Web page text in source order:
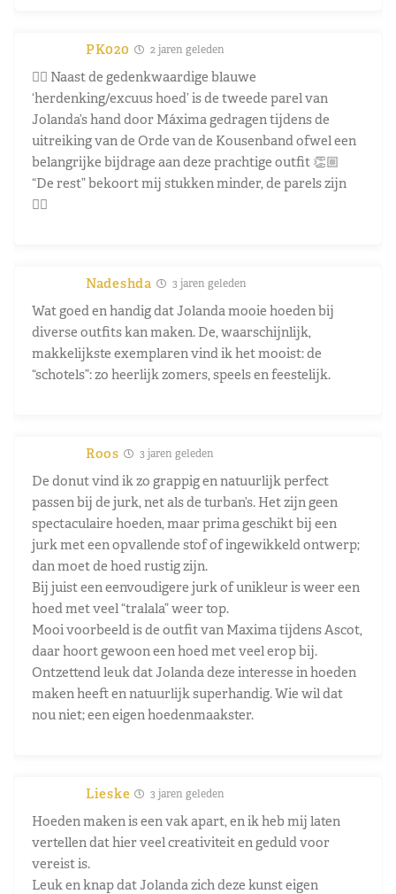
PK020 2 jaren geleden
👉🏼 Naast de gedenkwaardige blauwe
‘herdenking/excuus hoed’ is de tweede parel van
Jolanda’s hand door Máxima gedragen tijdens de
uitreiking van de Orde van de Kousenband ofwel een
belangrijke bijdrage aan deze prachtige outfit 👏🏼
“De rest” bekoort mij stukken minder, de parels zijn
👌🏼
Nadeshda 3 jaren geleden
Wat goed en handig dat Jolanda mooie hoeden bij
diverse outfits kan maken. De, waarschijnlijk,
makkelijkste exemplaren vind ik het mooist: de
“schotels”: zo heerlijk zomers, speels en feestelijk.
Roos 3 jaren geleden
De donut vind ik zo grappig en natuurlijk perfect
passen bij de jurk, net als de turban’s. Het zijn geen
spectaculaire hoeden, maar prima geschikt bij een
jurk met een opvallende stof of ingewikkeld ontwerp;
dan moet de hoed rustig zijn.
Bij juist een eenvoudigere jurk of unikleur is weer een
hoed met veel “tralala” weer top.
Mooi voorbeeld is de outfit van Maxima tijdens Ascot,
daar hoort gewoon een hoed met veel erop bij.
Ontzettend leuk dat Jolanda deze interesse in hoeden
maken heeft en natuurlijk superhandig. Wie wil dat
nou niet; een eigen hoedenmaakster.
Lieske 3 jaren geleden
Hoeden maken is een vak apart, en ik heb mij laten
vertellen dat hier veel creativiteit en geduld voor
vereist is.
Leuk en knap dat Jolanda zich deze kunst eigen